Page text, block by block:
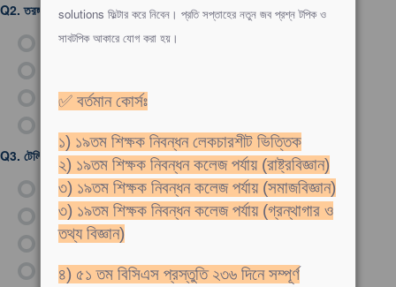
Q2. তরঙ্গ বেগ, কম্পাঙ্ক ও তরঙ্গ দৈর্ঘ্যের মধ্যকার সম্পর্ক কোনটি?
v = fλ
f = vλ
Q3. টেলিভিশনে যে তরঙ্গ ব্যবহৃত হয় -
রেডিও ওয়েভ
অবলোহিত রশ্মি
আলট্রা ভায়োলেট
দৃশ্যমান রশ্মি
solutions ফিল্টার করে নিবেন। প্রতি সপ্তাহের নতুন জব প্রশ্ন টপিক ও
সাবটপিক আকারে যোগ করা হয়।
✅ বর্তমান কোর্সঃ
১) ১৯তম শিক্ষক নিবন্ধন লেকচারশীট ভিত্তিক
২) ১৯তম শিক্ষক নিবন্ধন কলেজ পর্যায় (রাষ্ট্রবিজ্ঞান)
৩) ১৯তম শিক্ষক নিবন্ধন কলেজ পর্যায় (সমাজবিজ্ঞান)
৩) ১৯তম শিক্ষক নিবন্ধন কলেজ পর্যায় (গ্রন্থাগার ও
তথ্য বিজ্ঞান)
৪) ৫১ তম বিসিএস প্রস্তুতি ২৩৬ দিনে সম্পূর্ণ